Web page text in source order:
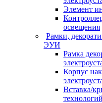
Элемент
освещения
Рамки,
ЭУИ
Рамка
Корпус
Вставка/
технологий